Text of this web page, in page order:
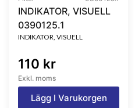
INDIKATOR, VISUELL
0390125.1
INDIKATOR, VISUELL
110 kr
Exkl. moms
Lägg I Varukorgen